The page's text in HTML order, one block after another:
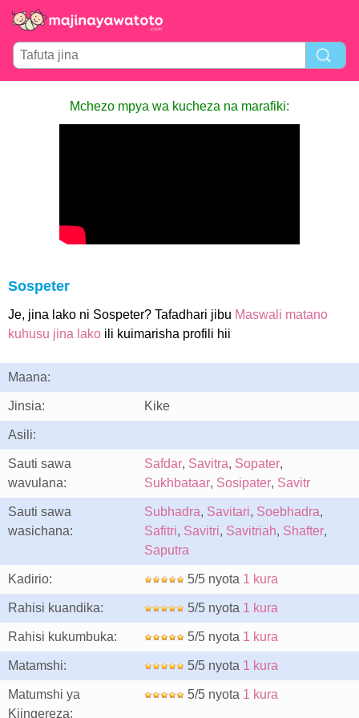
Mchezo mpya wa kucheza na marafiki:
Sospeter
Je, jina lako ni Sospeter? Tafadhari jibu Maswali matano
kuhusu jina lako ili kuimarisha profili hii
Maana:
Jinsia: Kike
Asili:
Sauti sawa
wavulana:
Safdar, Savitra, Sopater,
Sukhbataar, Sosipater, Savitr
Sauti sawa
wasichana:
Subhadra, Savitari, Soebhadra,
Safitri, Savitri, Savitriah, Shafter,
Saputra
Kadirio: 5/5 nyota 1 kura
Rahisi kuandika: 5/5 nyota 1 kura
Rahisi kukumbuka: 5/5 nyota 1 kura
Matamshi: 5/5 nyota 1 kura
Matumshi ya
Kiingereza:
5/5 nyota 1 kura